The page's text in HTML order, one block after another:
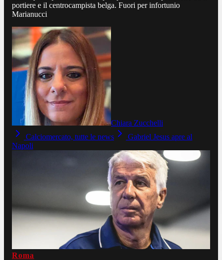
portiere e il centrocampista belga. Fuori per infortunio
Marianucci
Chiara Zucchelli
Calciomercato, tutte le news
Gabriel Jesus apre al
Napoli
Roma